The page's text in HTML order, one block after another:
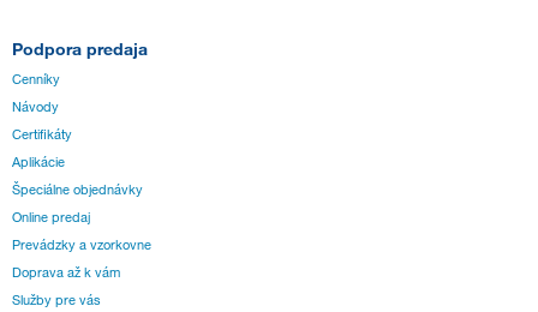
Podpora predaja
Cenníky
Návody
Certifikáty
Aplikácie
Špeciálne objednávky
Online predaj
Prevádzky a vzorkovne
Doprava až k vám
Služby pre vás